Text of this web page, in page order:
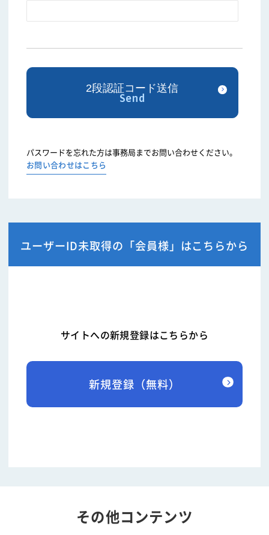
パスワードを忘れた方は事務局までお問い合わせください。
お問い合わせはこちら
ユーザーID未取得の「会員様」はこちらから
サイトへの新規登録はこちらから
新規登録（無料）
その他コンテンツ